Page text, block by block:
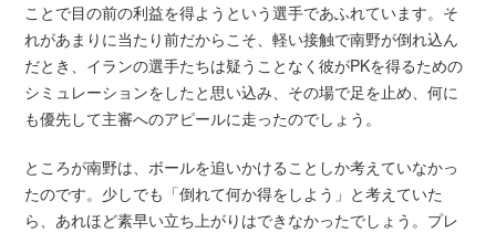
ことで目の前の利益を得ようという選手であふれています。そ
れがあまりに当たり前だからこそ、軽い接触で南野が倒れ込ん
だとき、イランの選手たちは疑うことなく彼がPKを得るための
シミュレーションをしたと思い込み、その場で足を止め、何に
も優先して主審へのアピールに走ったのでしょう。
ところが南野は、ボールを追いかけることしか考えていなかっ
たのです。少しでも「倒れて何か得をしよう」と考えていた
ら、あれほど素早い立ち上がりはできなかったでしょう。プレ